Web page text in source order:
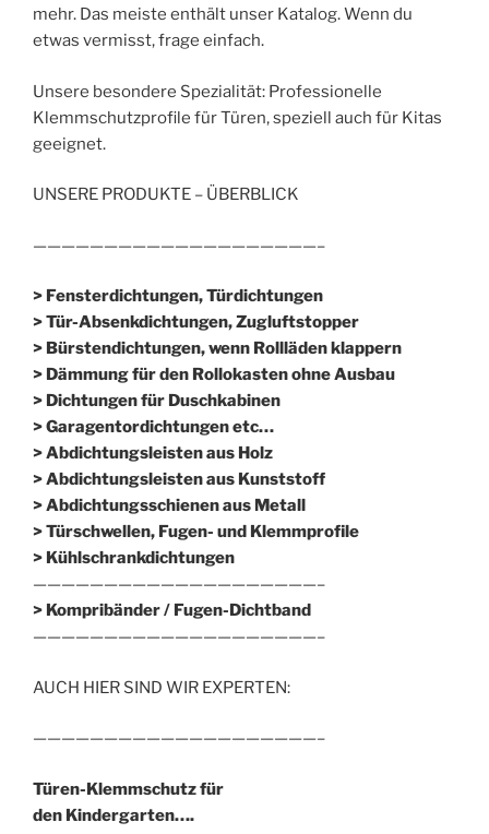
mehr. Das meiste enthält unser Katalog. Wenn du
etwas vermisst, frage einfach.
Unsere besondere Spezialität: Professionelle
Klemmschutzprofile für Türen, speziell auch für Kitas
geeignet.
UNSERE PRODUKTE – ÜBERBLICK
————————————————————–
> Fensterdichtungen, Türdichtungen
> Tür-Absenkdichtungen, Zugluftstopper
> Bürstendichtungen, wenn Rollläden klappern
> Dämmung für den Rollokasten ohne Ausbau
> Dichtungen für Duschkabinen
> Garagentordichtungen etc…
> Abdichtungsleisten aus Holz
> Abdichtungsleisten aus Kunststoff
> Abdichtungsschienen aus Metall
> Türschwellen, Fugen- und Klemmprofile
> Kühlschrankdichtungen
————————————————————–
> Kompribänder / Fugen-Dichtband
————————————————————–
AUCH HIER SIND WIR EXPERTEN:
————————————————————–
Türen-Klemmschutz für
den Kindergarten….